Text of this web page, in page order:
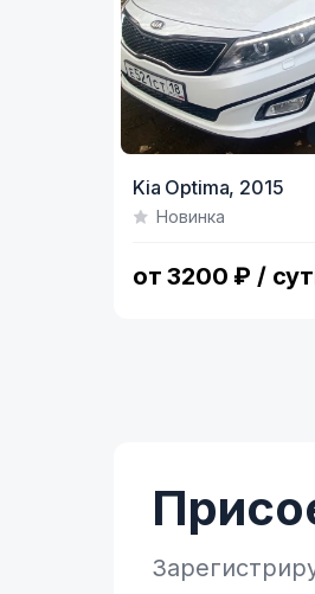
of
Kia Optima, 2015
Новинка
от 3200 ₽ /